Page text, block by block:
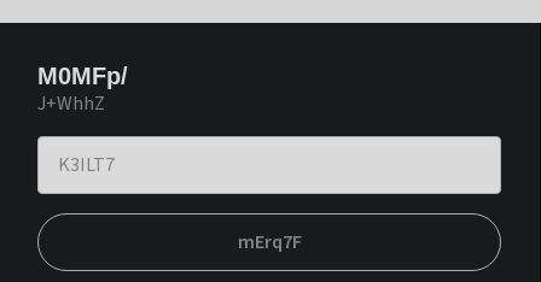
M0MFp/
J+WhhZ
mErq7F